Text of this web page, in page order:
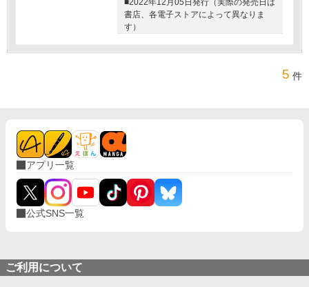
書店、各電子ストアによって異なりま
す）
5 件
アプリ一覧
公式SNS一覧
ご利用について